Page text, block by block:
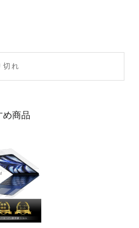
切れ
め商品